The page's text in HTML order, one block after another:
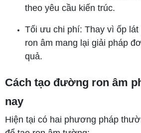
theo yêu cầu kiến trúc.
Tối ưu chi phí: Thay vì ốp
ron âm mang lại giải pháp
quả.
Cách tạo đường ron âm
nay
Hiện tại có hai phương pháp